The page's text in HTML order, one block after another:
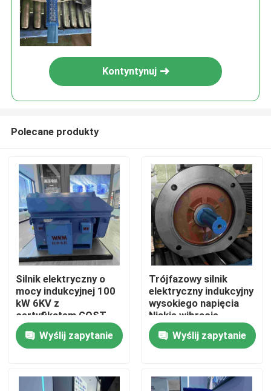
Dom
Produkty
Filmy
Kontyntynuj
Polecane produkty
Silnik elektryczny o
mocy indukcyjnej 100
kW 6KV z
certyfikatem GOST
Wyślij zapytanie
Trójfazowy silnik
elektryczny indukcyjny
wysokiego napięcia
Niskie wibracje
Wyślij zapytanie